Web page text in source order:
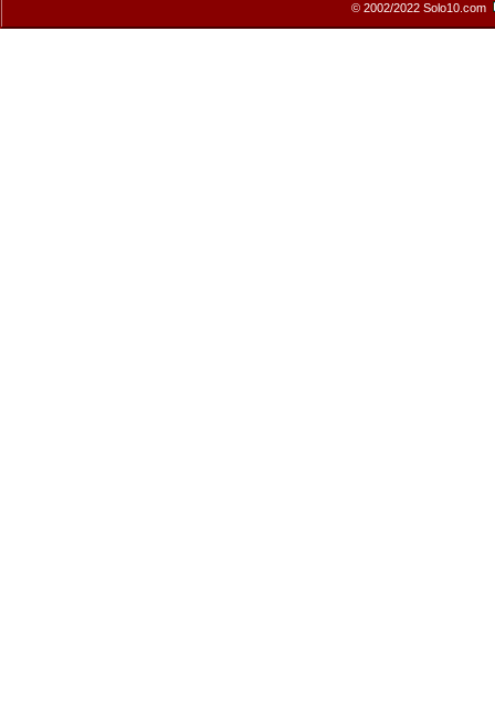
© 2002/2022 Solo10.com